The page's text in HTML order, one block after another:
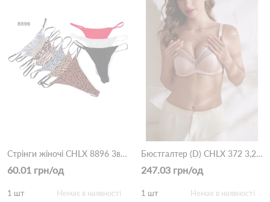
Стрінги жіночі CHLX 8896 3в Різні кольори
60.01 грн/од
1 шт Немає в наявності
Бюстгалтер (D) CHLX 372 3,2 Пудра
247.03 грн/од
1 шт Немає в наявності